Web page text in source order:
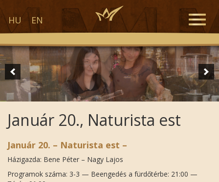
HU EN
Toggle
Január 20., Naturista est
Január 20. – Naturista est –
Házigazda: Bene Péter – Nagy Lajos
Programok száma: 3-3 — Beengedés a fürdőtérbe: 21:00 —